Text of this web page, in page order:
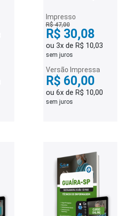
Impresso
R$ 47,00
R$ 30,08
ou 3x de R$ 10,03
sem juros
Versão Impressa
R$ 60,00
ou 6x de R$ 10,00
sem juros